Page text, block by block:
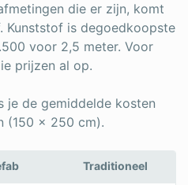
die er zijn, komt
Kunststof is degoedkoopste
voor 2,5 meter. Voor
prijzen al op.
je de gemiddelde kosten
(150 x 250 cm).
Traditioneel